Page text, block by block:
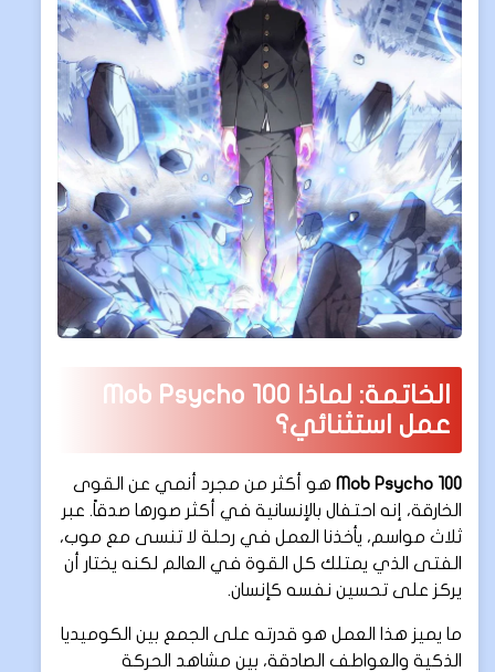
الخاتمة: لماذا Mob Psycho 100
عمل استثنائي؟
Mob Psycho 100 هو أكثر من مجرد أنمي عن القوى
الخارقة، إنه احتفال بالإنسانية في أكثر صورها صدقاً. عبر
ثلاث مواسم، يأخذنا العمل في رحلة لا تنسى مع موب،
الفتى الذي يمتلك كل القوة في العالم لكنه يختار أن
يركز على تحسين نفسه كإنسان.
ما يميز هذا العمل هو قدرته على الجمع بين الكوميديا
الذكية والعواطف الصادقة، بين مشاهد الحركة